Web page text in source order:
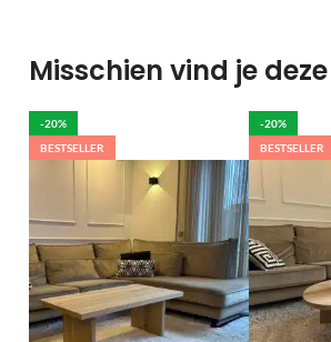
Misschien vind je
-20%
BESTSELLER
-20%
BESTSELLER